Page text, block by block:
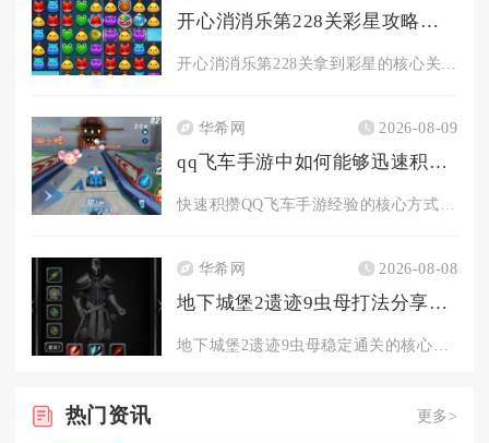
开心消消乐第228关彩星攻略的关键是什么
华希网 2026-08-09
qq飞车手游中如何能够迅速积累更多的经验
华希网 2026-08-08
地下城堡2遗迹9虫母打法分享一下
热门 资讯 更多>